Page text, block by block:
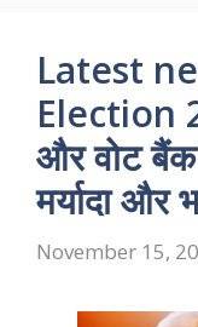
Latest
Election
और वोट बैंक
मर्यादा और
November 15,